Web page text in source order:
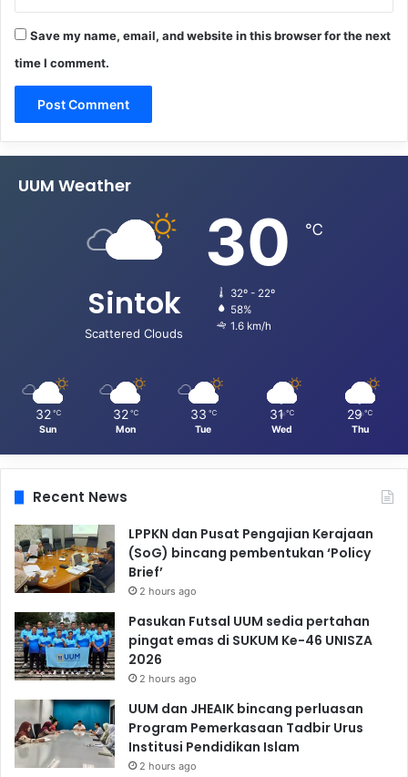
Save my name, email, and website in this browser for the next
time I comment.
UUM Weather
Sintok
Scattered Clouds
30 ℃
32º - 22º
58%
1.6 km/h
32 ℃
Sun
32 ℃
Mon
33 ℃
Tue
31 ℃
Wed
29 ℃
Thu
Recent News
LPPKN dan Pusat Pengajian Kerajaan
(SoG) bincang pembentukan ‘Policy
Brief’
2 hours ago
Pasukan Futsal UUM sedia pertahan
pingat emas di SUKUM Ke-46 UNISZA
2026
2 hours ago
UUM dan JHEAIK bincang perluasan
Program Pemerkasaan Tadbir Urus
Institusi Pendidikan Islam
2 hours ago